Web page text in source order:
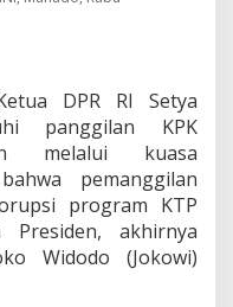
DPR RI Setya
panggilan KPK
melalui kuasa
pemanggilan
program KTP
akhirnya
Widodo (Jokowi)